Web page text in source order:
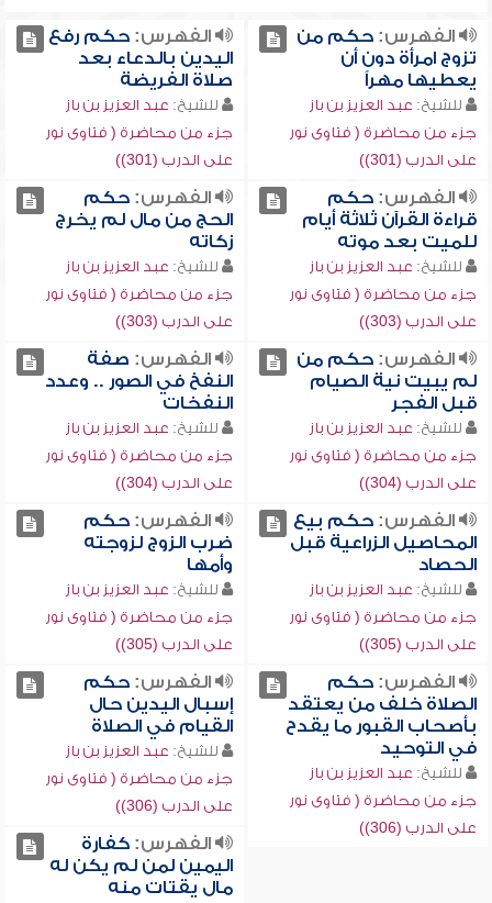
الفهرس:حكم من
تزوج امرأة دون أن
يعطيها مهراً
للشيخ: عبد العزيز بن باز
جزء من محاضرة ( فتاوى نور
على الدرب (301))
الفهرس:حكم رفع
اليدين بالدعاء بعد
صلاة الفريضة
للشيخ: عبد العزيز بن باز
جزء من محاضرة ( فتاوى نور
على الدرب (301))
الفهرس:حكم
قراءة القرآن ثلاثة أيام
للميت بعد موته
للشيخ: عبد العزيز بن باز
جزء من محاضرة ( فتاوى نور
على الدرب (303))
الفهرس:حكم
الحج من مال لم يخرج
زكاته
للشيخ: عبد العزيز بن باز
جزء من محاضرة ( فتاوى نور
على الدرب (303))
الفهرس:حكم من
لم يبيت نية الصيام
قبل الفجر
للشيخ: عبد العزيز بن باز
جزء من محاضرة ( فتاوى نور
على الدرب (304))
الفهرس: صفة
النفخ في الصور .. وعدد
النفخات
للشيخ: عبد العزيز بن باز
جزء من محاضرة ( فتاوى نور
على الدرب (304))
الفهرس:حكم بيع
المحاصيل الزراعية قبل
الحصاد
للشيخ: عبد العزيز بن باز
جزء من محاضرة ( فتاوى نور
على الدرب (305))
الفهرس:حكم
ضرب الزوج لزوجته
وأمها
للشيخ: عبد العزيز بن باز
جزء من محاضرة ( فتاوى نور
على الدرب (305))
الفهرس:حكم
الصلاة خلف من يعتقد
بأصحاب القبور ما يقدح
في التوحيد
للشيخ: عبد العزيز بن باز
جزء من محاضرة ( فتاوى نور
على الدرب (306))
الفهرس:حكم
إسبال اليدين حال
القيام في الصلاة
للشيخ: عبد العزيز بن باز
جزء من محاضرة ( فتاوى نور
على الدرب (306))
الفهرس:كفارة
اليمين لمن لم يكن له
مال يقتات منه